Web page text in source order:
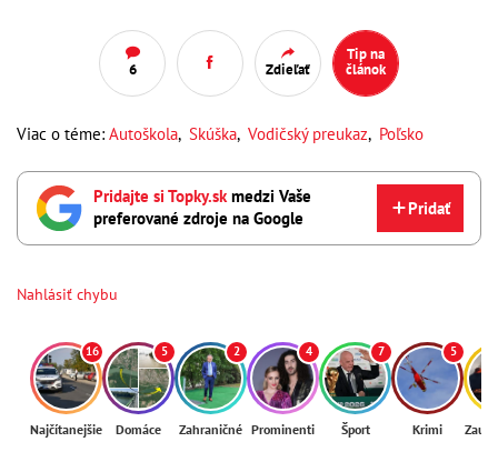
6 Zdieľať
Tip na
článok
Viac o téme: Autoškola, Skúška, Vodičský preukaz, Poľsko
Pridajte si Topky.skmedzi Vaše
preferované zdroje na Google
Pridať
Nahlásiť chybu
16
Najčítanejšie
5
Domáce
2
Zahraničné
4
Prominenti
7
Šport
5
Krimi